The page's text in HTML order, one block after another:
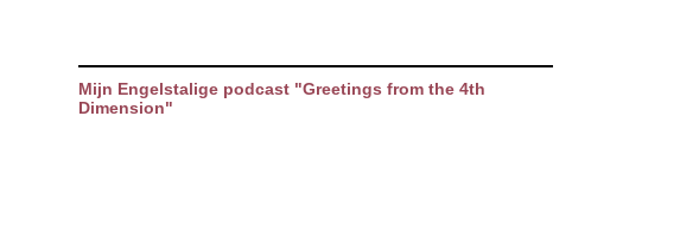
Mijn Engelstalige podcast "Greetings from the 4th
Dimension"